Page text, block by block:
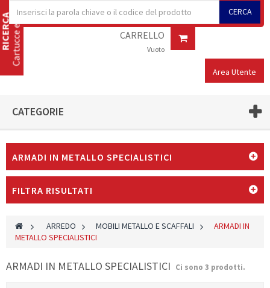
CERCA
CARRELLO
Vuoto
Area Utente
CATEGORIE
ARMADI IN METALLO SPECIALISTICI
FILTRA RISULTATI
> ARREDO > MOBILI METALLO E SCAFFALI >
ARMADI IN
METALLO SPECIALISTICI
ARMADI IN METALLO SPECIALISTICI Ci sono 3 prodotti.
Cartucce e Toner